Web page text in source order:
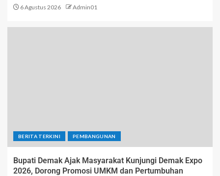
6 Agustus 2026 Admin01
BERITA TERKINI PEMBANGUNAN
Bupati Demak Ajak Masyarakat Kunjungi Demak Expo
2026, Dorong Promosi UMKM dan Pertumbuhan